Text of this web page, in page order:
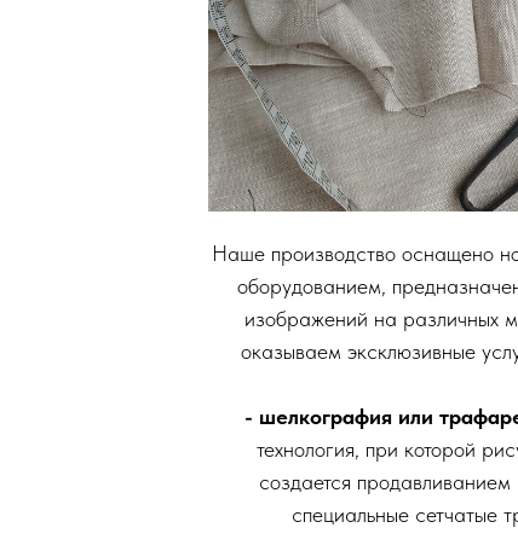
Наше производство оснащено
оборудованием,
изображений на различных
оказываем эксклюзивные
- шелкография или
технология, при которой
создается
специальные сетчатые